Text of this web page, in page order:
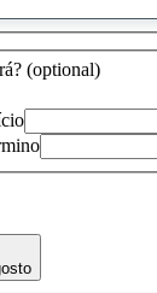
sugestão
encontrada
(optional)